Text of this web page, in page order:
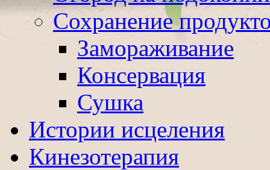
Сохранение
Замораживание
Консервация
Сушка
Истории исцеления
Кинезотерапия